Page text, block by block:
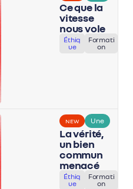
Ce que la
vitesse
nous vole
Éthiq
ue
Formati
on
NEW Une
La vérité,
un bien
commun
menacé
Éthiq
ue
Formati
on